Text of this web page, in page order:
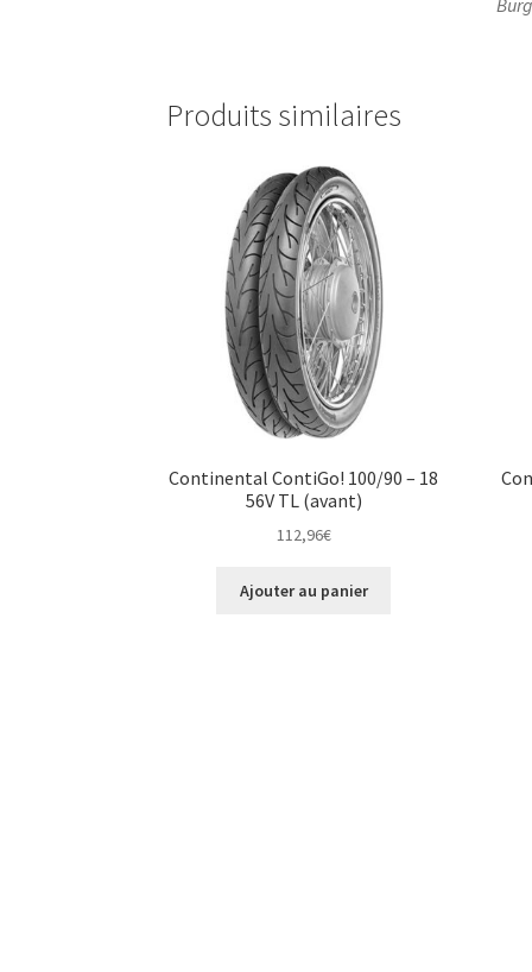
Produits similaires
Continental ContiGo! 100/90 – 18
56V TL (avant)
112,96€
Ajouter au panier